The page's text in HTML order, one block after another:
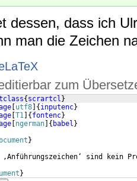
dessen, dass ich
man die Zeichen
zum
{ scrartcl }
utf8 { inputenc}
T1 { fontenc}
ngerman { babel }
}
‚Anführungszeichen‘ sind kein
}